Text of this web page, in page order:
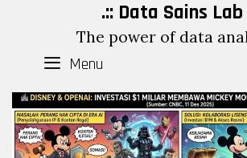
content
.:: Data Sains Lab
The power of data
Menu